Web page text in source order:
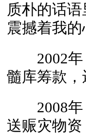
质朴的话
震撼着我
2002年
髓库筹款
2008年
送赈灾物